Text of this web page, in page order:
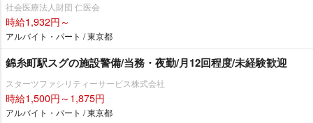
社会医療法人財団 仁医会
時給1,932円～
アルバイト・パート / 東京都
錦糸町駅スグの施設警備/当務・夜勤/月12回程度/未経験歓迎
スターツファシリティーサービス株式会社
時給1,500円～1,875円
アルバイト・パート / 東京都